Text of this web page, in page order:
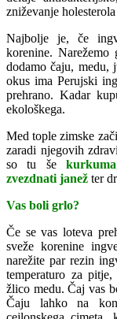
zniževanje
Najbolje je, če
korenine.
dodamo čaju, medu,
okus ima Perujski
prehrano. Kadar
ekološkega.
Med tople zimske
zaradi njegovih
so tu še kurkuma
zvezdnati janež ter
Vas boli grlo?
Če se vas loteva
sveže korenine
narežite par rezin
temperaturo za
žlico medu. Čaj vas
Čaju lahko na